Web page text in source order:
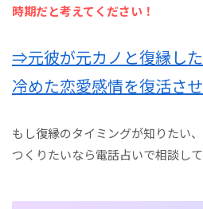
時期だと考えてください！
⇒元彼が元カノと復縁し
冷めた恋愛感情を復活さ
もし復縁のタイミングが知りたい
つくりたいなら電話占いで相談し